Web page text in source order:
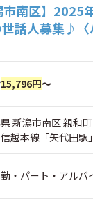
市南区】2025
世話人募集♪
15,796円～
新潟市南区 親和
信越本線「矢代田
・パート・アルバ